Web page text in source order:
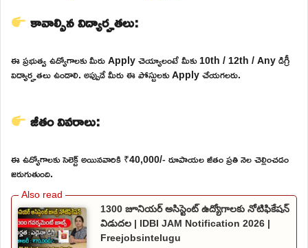
కావాల్సిన విద్యార్హతలు:
ఈ ప్రభుత్వ ఉద్యోగాలకు మీరు Apply చెయ్యాలంటే మీకు 10th / 12th / Any డిగ్రీ
విద్యార్హతలు ఉండాలి. అప్పుడే మీరు ఈ పోస్టులకు Apply చేయగలరు.
జీతం వివరాలు:
ఈ ఉద్యోగాలకు సెలెక్ట్ అయినవారికి ₹40,000/- రూపాయల జీతం ప్రతి నెల చెల్లించడం
జరుగుతుంది.
1300 జూనియర్ అసిస్టెంట్ ఉద్యోగాలకు నోటిఫికేషన్
విడుదల | IDBI JAM Notification 2026 |
Freejobsintelugu